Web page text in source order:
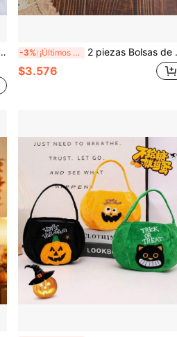
-3% ¡Últimos 2 días 2 piezas Bolsas de mano con calabaza de Halloween, Bolsas de regalo para el festival de fantasmas de jardín de infancia, Bolsas de dulces de Halloween
$3.576